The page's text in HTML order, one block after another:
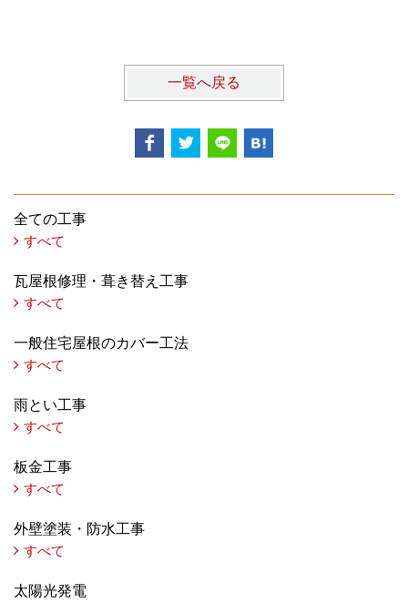
一覧へ戻る
全ての工事
すべて
瓦屋根修理・葺き替え工事
すべて
一般住宅屋根のカバー工法
すべて
雨とい工事
すべて
板金工事
すべて
外壁塗装・防水工事
すべて
太陽光発電